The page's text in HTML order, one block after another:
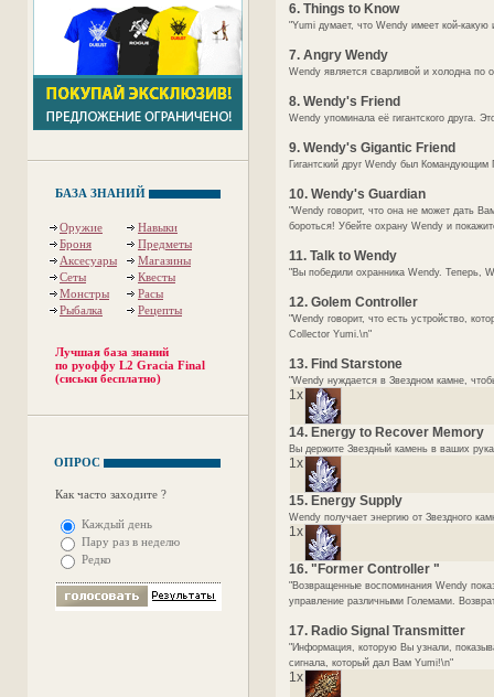
БАЗА ЗНАНИЙ
Оружие
Навыки
Броня
Предметы
Аксесуары
Магазины
Сеты
Квесты
Монстры
Расы
Рыбалка
Рецепты
Лучшая база знаний
по руоффу L2 Gracia Final
(сиськи бесплатно)
ОПРОС
Как часто заходите ?
Каждый день
Пару раз в неделю
Редко
6. Things to Know
"Yumi думает, что Wendy имеет кой-
7. Angry Wendy
Wendy является сварливой и холодна
8. Wendy's Friend
Wendy упоминала её гигантского друга.
9. Wendy's Gigantic Friend
Гигантский друг Wendy был
10. Wendy's Guardian
"Wendy говорит, что она не может дать
бороться! Убейте охрану Wendy и
11. Talk to Wendy
"Вы победили охранника Wendy. Теперь,
12. Golem Controller
"Wendy говорит, что есть устройство,
Collector Yumi.\n"
13. Find Starstone
"Wendy нуждается в Звездном камне,
1x
14. Energy to Recover Memory
Вы держите Звездный камень в ваших
1x
15. Energy Supply
Wendy получает энергию от Звездного
1x
16. "Former Controller "
"Возвращенные воспоминания Wendy
управление различными Големами.
17. Radio Signal Transmitter
"Информация, которую Вы узнали,
сигнала, который дал Вам Yumi!\n"
1x